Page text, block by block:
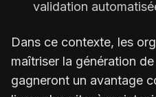
validation
Dans ce contexte, les
maîtriser la génération
gagneront un avantage